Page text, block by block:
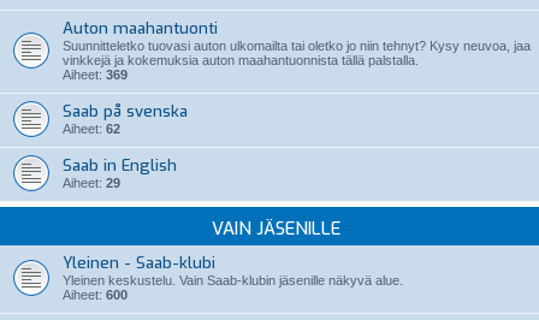
Auton maahantuonti
Suunnitteletko tuovasi auton ulkomailta tai oletko jo niin tehnyt? Kysy neuvoa, jaa
vinkkejä ja kokemuksia auton maahantuonnista tällä palstalla.
Aiheet: 369
Saab på svenska
Aiheet: 62
Saab in English
Aiheet: 29
VAIN JÄSENILLE
Yleinen - Saab-klubi
Yleinen keskustelu. Vain Saab-klubin jäsenille näkyvä alue.
Aiheet: 600